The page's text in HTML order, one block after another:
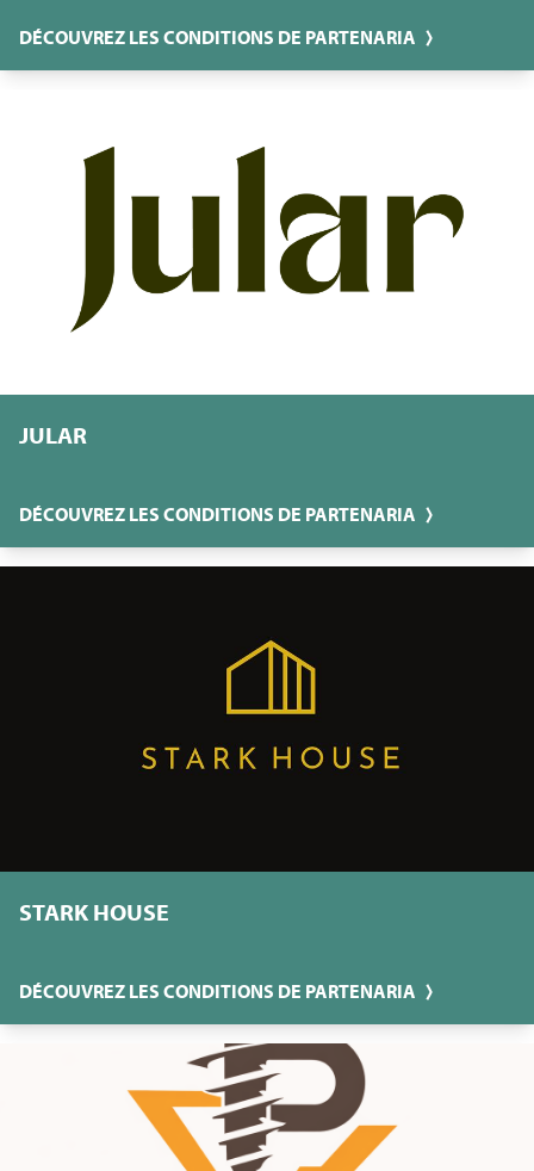
DÉCOUVREZ LES CONDITIONS DE PARTENARIA
JULAR
DÉCOUVREZ LES CONDITIONS DE PARTENARIA
STARK HOUSE
DÉCOUVREZ LES CONDITIONS DE PARTENARIA